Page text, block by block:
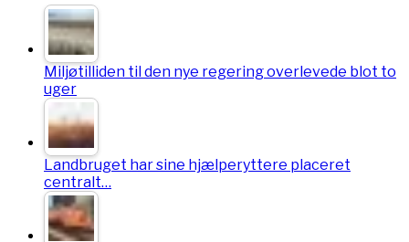
Miljøtilliden til den nye regering overlevede blot to
uger
Landbruget har sine hjælperyttere placeret
centralt…